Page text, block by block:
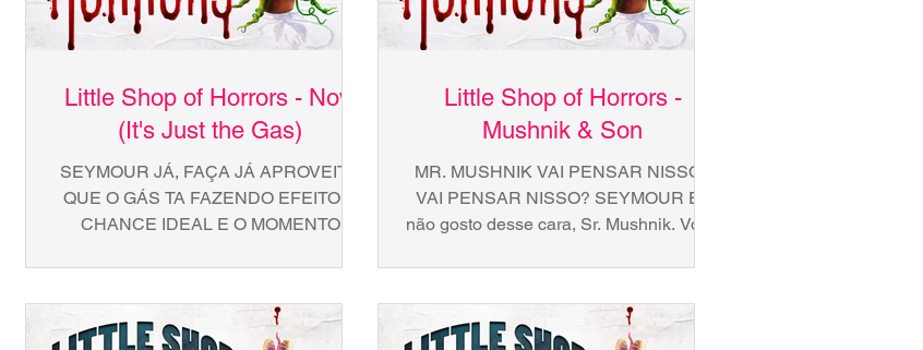
Little Shop of Horrors - Now
(It's Just the Gas)
SEYMOUR JÁ, FAÇA JÁ APROVEITO
QUE O GÁS TA FAZENDO EFEITO A
CHANCE IDEAL E O MOMENTO
Little Shop of Horrors -
Mushnik & Son
MR. MUSHNIK VAI PENSAR NISSO?
VAI PENSAR NISSO? SEYMOUR Eu
não gosto desse cara, Sr. Mushnik. Você